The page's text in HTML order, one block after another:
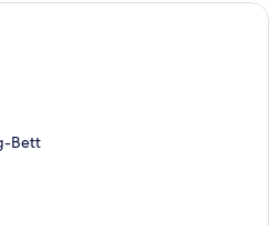
Ein modernes Hotelzimmer mit
Bett